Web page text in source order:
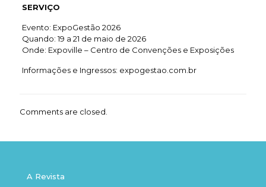
SERVIÇO
Evento: ExpoGestão 2026
Quando: 19 a 21 de maio de 2026
Onde: Expoville – Centro de Convenções e Exposições
Informações e Ingressos: expogestao.com.br
Comments are closed.
A Revista